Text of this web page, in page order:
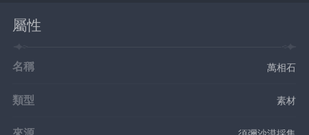
屬性
名稱 萬相石
類型 素材